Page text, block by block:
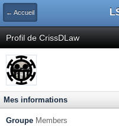
← Accueil
Profil de CrissDLaw
Mes informations
Groupe Members